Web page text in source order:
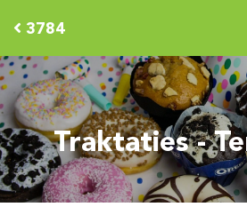
3784
Traktaties -